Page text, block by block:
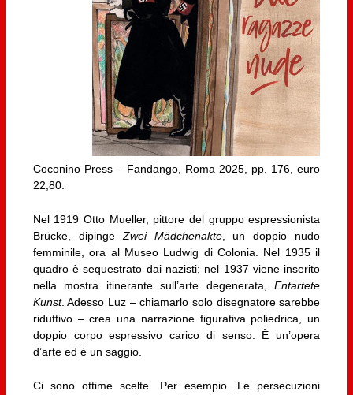
Coconino Press – Fandango, Roma 2025, pp. 176, euro
22,80.
Nel 1919 Otto Mueller, pittore del gruppo espressionista
Brücke, dipinge Zwei Mädchenakte, un doppio nudo
femminile, ora al Museo Ludwig di Colonia. Nel 1935 il
quadro è sequestrato dai nazisti; nel 1937 viene inserito
nella mostra itinerante sull’arte degenerata,Entartete
Kunst. Adesso Luz – chiamarlo solo disegnatore sarebbe
riduttivo – crea una narrazione figurativa poliedrica, un
doppio corpo espressivo carico di senso. È un’opera
d’arte ed è un saggio.
Ci sono ottime scelte. Per esempio. Le persecuzioni